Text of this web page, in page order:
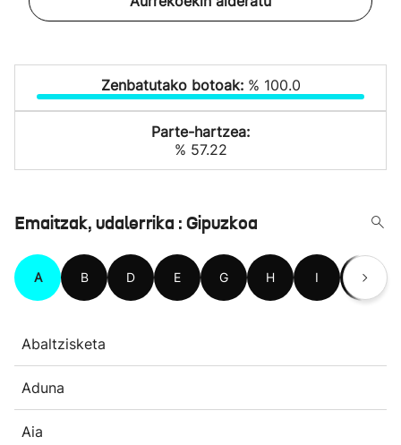
Zenbatutako botoak: % 100.0
Parte-hartzea:
% 57.22
Emaitzak, udalerrika : Gipuzkoa
A B D E G H I L
Abaltzisketa
Aduna
Aia